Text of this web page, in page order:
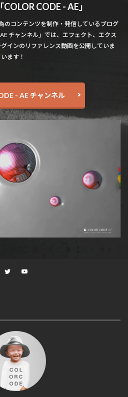
CODE - AE」
のコンテンツを制作・発信しているブログ
チャンネル」では、エフェクト、エクス
インのリファレンス動画を公開していま
ます！
- AE チャンネル